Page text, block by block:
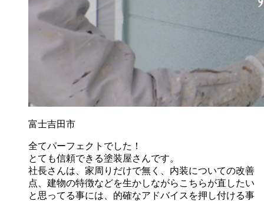
富士吉田市
全てパーフェクトでした！
とても信頼できる塗装屋さんです。
社長さんは、家周りだけで無く、内装についての改善
点、建物の特徴などを生かしながらこちらが直したい
と思ってる事には、的確なアドバイスを押し付ける事